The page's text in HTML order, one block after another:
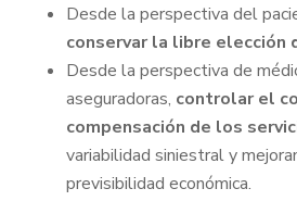
Desde la perspectiva del
conservar la libre elección
Desde la perspectiva de
aseguradoras, controlar el
compensación de los
variabilidad siniestral y
previsibilidad económica.